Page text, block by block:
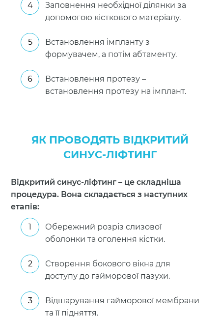
Заповнення необхідної ділянки за
допомогою кісткового матеріалу.
Встановлення імпланту з
формувачем, а потім абтаменту.
Встановлення протезу –
встановлення протезу на імплант.
ЯК ПРОВОДЯТЬ ВІДКРИТИЙ
СИНУС-ЛІФТИНГ
Відкритий синус-ліфтинг – це складніша
процедура. Вона складається з наступних
етапів:
Обережний розріз слизової
оболонки та оголення кістки.
Створення бокового вікна для
доступу до гайморової пазухи.
Відшарування гайморової мембрани
та її підняття.